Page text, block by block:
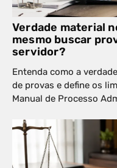
Verdade material
mesmo buscar
servidor?
Entenda como a
de provas e define os
Manual de Processo